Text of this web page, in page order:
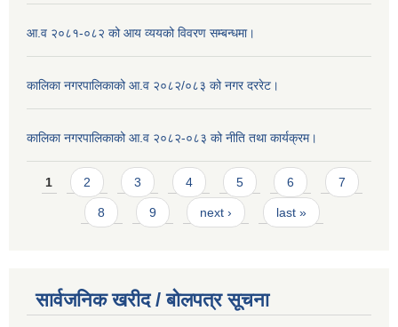
आ.व २०८१-०८२ को आय व्ययको विवरण सम्बन्धमा।
कालिका नगरपालिकाको आ.व २०८२/०८३ को नगर दररेट।
कालिका नगरपालिकाको आ.व २०८२-०८३ को नीति तथा कार्यक्रम।
Pages
1 2 3 4 5 6 7
8 9 next › last »
सार्वजनिक खरीद / बाेलपत्र सूचना